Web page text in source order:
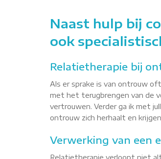
Naast hulp bij
ook
Relatietherapie bij
Als er sprake is van ontrouw
met het terugbrengen van de
vertrouwen. Verder ga ik met
ontrouw zich herhaalt en
Verwerking van een
Relatietherapie verloopt niet